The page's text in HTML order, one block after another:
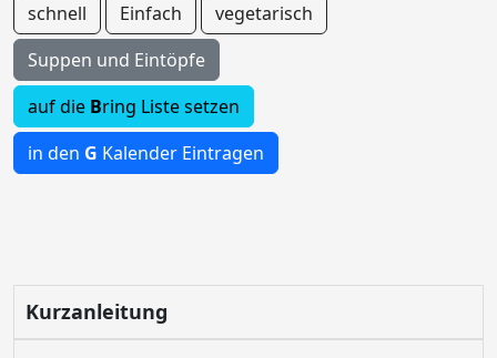
schnell Einfach
vegetarisch
Suppen und Eintöpfe
auf die Bring Liste setzen
in den G Kalender Eintragen
Kurzanleitung